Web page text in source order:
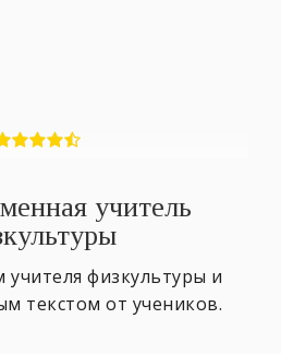
учитель
физкультуры и
текстом от учеников.